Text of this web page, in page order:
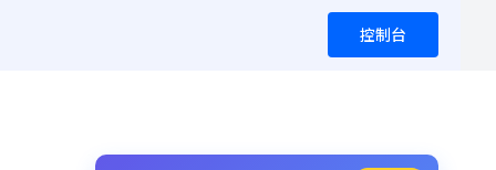
控制台